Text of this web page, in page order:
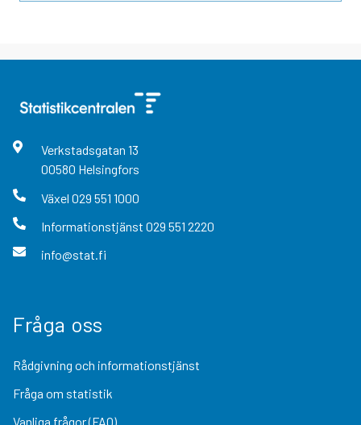
Verkstadsgatan 13
00580 Helsingfors
Växel 029 551 1000
Informationstjänst 029 551 2220
info@stat.fi
Fråga oss
Rådgivning och informationstjänst
Fråga om statistik
Vanliga frågor (FAQ)